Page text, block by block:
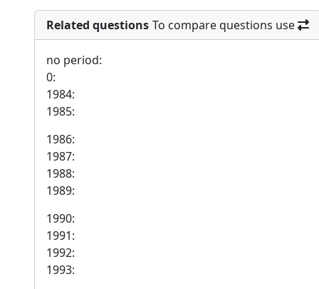
Related questions To compare questions use
no period:
0:
1984:
1985:
1986:
1987:
1988:
1989:
1990:
1991:
1992:
1993: